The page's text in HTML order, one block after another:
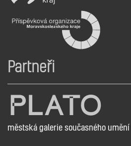
Partneři
městská galerie současného